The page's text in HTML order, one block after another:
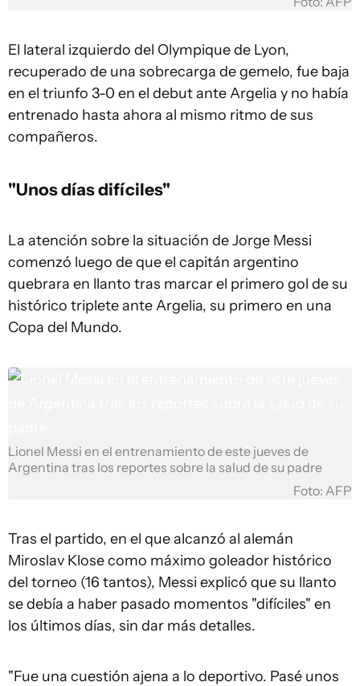
El lateral izquierdo del Olympique de Lyon,
recuperado de una sobrecarga de gemelo, fue baja
en el triunfo 3-0 en el debut ante Argelia y no había
entrenado hasta ahora al mismo ritmo de sus
compañeros.
"Unos días difíciles"
La atención sobre la situación de Jorge Messi
comenzó luego de que el capitán argentino
quebrara en llanto tras marcar el primero gol de su
histórico triplete ante Argelia, su primero en una
Copa del Mundo.
Lionel Messi en el entrenamiento de este jueves de
Argentina tras los reportes sobre la salud de su padre
Foto: AFP
Tras el partido, en el que alcanzó al alemán
Miroslav Klose como máximo goleador histórico
del torneo (16 tantos), Messi explicó que su llanto
se debía a haber pasado momentos "difíciles" en
los últimos días, sin dar más detalles.
"Fue una cuestión ajena a lo deportivo. Pasé unos